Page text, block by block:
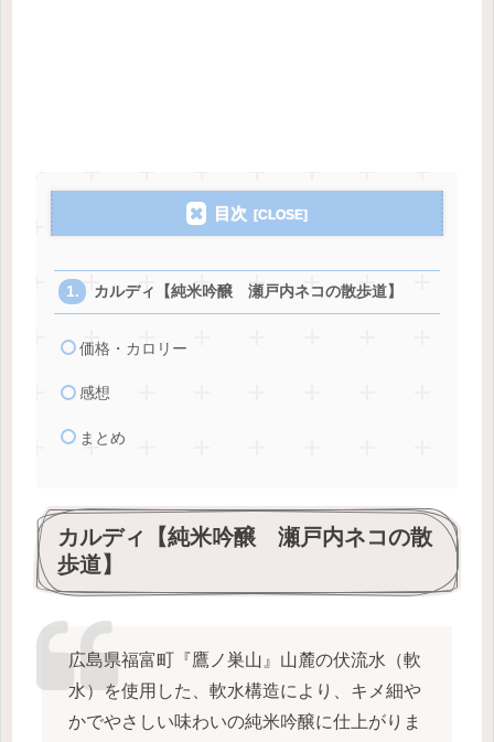
目次
カルディ【純米吟醸 瀬戸内ネコの散歩道】
価格・カロリー
感想
まとめ
カルディ【純米吟醸 瀬戸内ネコの散
歩道】
広島県福富町『鷹ノ巣山』山麓の伏流水（軟
水）を使用した、軟水構造により、キメ細や
かでやさしい味わいの純米吟醸に仕上がりま